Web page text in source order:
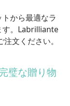
から最適なラ
す。Labrilliante
文ください。
璧な贈り物